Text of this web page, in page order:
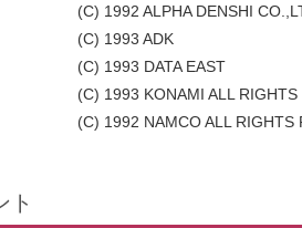
(C) 1992 ALPHA DENSHI
(C) 1993 ADK
(C) 1993 DATA EAST
(C) 1993 KONAMI ALL RIGHTS
(C) 1992 NAMCO ALL RIGHTS
ト